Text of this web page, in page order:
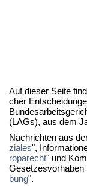
Auf die­ser Sei­te
cher
(LAGs), aus dem
Nach­rich­ten aus
zia­les",
ro­pa­recht" und
Ge­set­zes­vor­ha­ben
bung".